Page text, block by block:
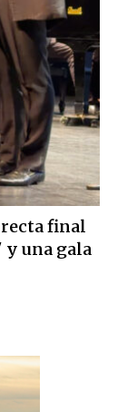
recta final
y una gala